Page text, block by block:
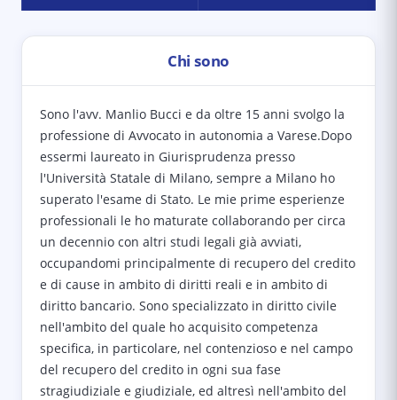
Chi sono
Sono l'avv. Manlio Bucci e da oltre 15 anni svolgo la
professione di Avvocato in autonomia a Varese.Dopo
essermi laureato in Giurisprudenza presso
l'Università Statale di Milano, sempre a Milano ho
superato l'esame di Stato. Le mie prime esperienze
professionali le ho maturate collaborando per circa
un decennio con altri studi legali già avviati,
occupandomi principalmente di recupero del credito
e di cause in ambito di diritti reali e in ambito di
diritto bancario. Sono specializzato in diritto civile
nell'ambito del quale ho acquisito competenza
specifica, in particolare, nel contenzioso e nel campo
del recupero del credito in ogni sua fase
stragiudiziale e giudiziale, ed altresì nell'ambito del